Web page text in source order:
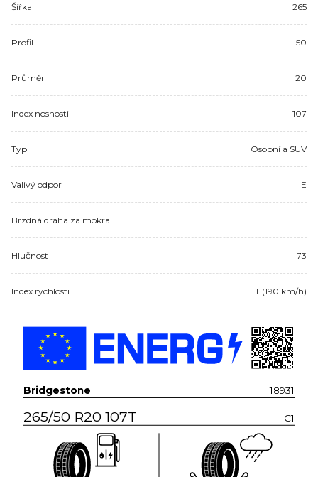
Šířka 265
Profil 50
Průměr 20
Index nosnosti 107
Typ Osobní a SUV
Valivý odpor E
Brzdná dráha za mokra E
Hlučnost 73
Index rychlosti T (190 km/h)
Bridgestone 18931
265/50 R20 107T C1